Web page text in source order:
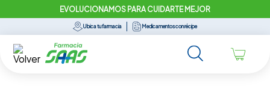
EVOLUCIONAMOS PARA CUIDARTE MEJOR
Ubica tu farmacia Medicamentos con récipe